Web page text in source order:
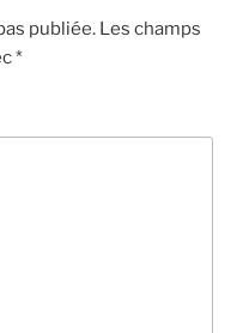
publiée. Les champs
*